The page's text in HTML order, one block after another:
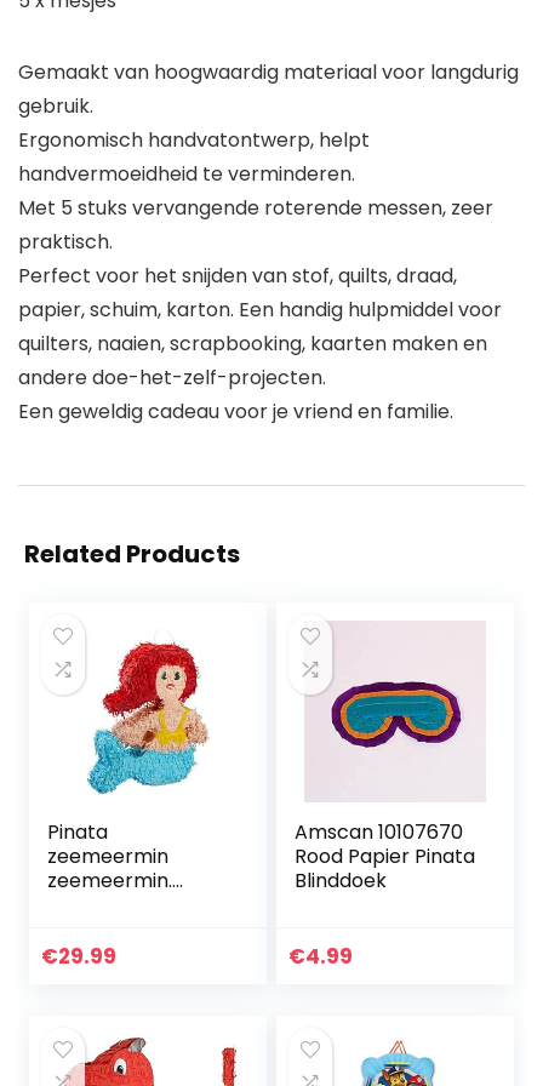
Gemaakt van hoogwaardig materiaal voor langdurig
gebruik.
Ergonomisch handvatontwerp, helpt
handvermoeidheid te verminderen.
Met 5 stuks vervangende roterende messen, zeer
praktisch.
Perfect voor het snijden van stof, quilts, draad,
papier, schuim, karton. Een handig hulpmiddel voor
quilters, naaien, scrapbooking, kaarten maken en
andere doe-het-zelf-projecten.
Een geweldig cadeau voor je vriend en familie.
Related Products
Pinata
zeemeermin
zeemeermin.
confetti, snoep en
€29.99
Amscan 10107670
Rood Papier Pinata
Blinddoek
€4.99